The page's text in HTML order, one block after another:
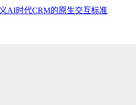
AI时代CRM的原生交互标准